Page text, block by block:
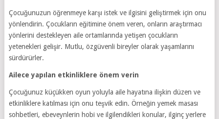
Çocuğunuzun öğrenmeye karşı istek ve ilgisini geliştirmek için onu
yönlendirin. Çocukların eğitimine önem veren, onların araştırmacı
yönlerini destekleyen aile ortamlarında yetişen çocukların
yetenekleri gelişir. Mutlu, özgüvenli bireyler olarak yaşamlarını
sürdürürler.
Ailece yapılan etkinliklere önem verin
Çocuğunuz küçükken oyun yoluyla aile hayatına ilişkin düzen ve
etkinliklere katılması için onu teşvik edin. Örneğin yemek masası
sohbetleri, ebeveynlerin hobi ve ilgilendikleri konular, ilginç yerlere